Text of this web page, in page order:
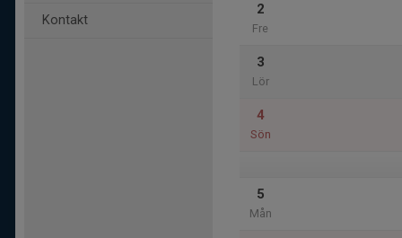
Kontakt
2
Fre
3
Lör
4
Sön
5
Mån